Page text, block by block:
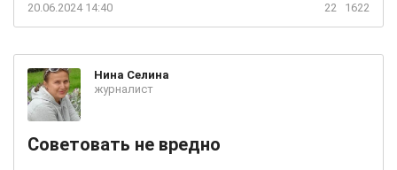
20.06.2024 14:40 22 1622
Нина Селина
журналист
Советовать не вредно